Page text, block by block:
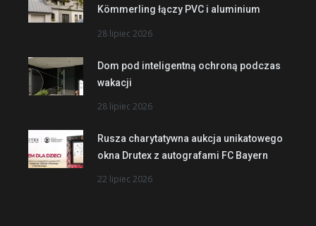
Kömmerling łączy PVC i aluminium
28 lipiec 2026
Dom pod inteligentną ochroną podczas
wakacji
28 lipiec 2026
Rusza charytatywna aukcja unikatowego
okna Drutex z autografami FC Bayern
22 lipiec 2026